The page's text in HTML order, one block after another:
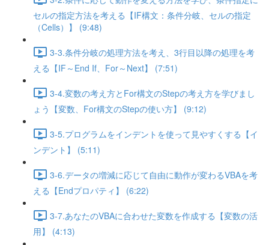
セルの指定方法を考える【IF構文：条件分岐、セルの指定
（Cells）】 (9:48)
3-3.条件分岐の処理方法を考え、3行目以降の処理を考
える【IF～End If、For～Next】 (7:51)
3-4.変数の考え方とFor構文のStepの考え方を学びまし
ょう【変数、For構文のStepの使い方】 (9:12)
3-5.プログラムをインデントを使って見やすくする【イ
ンデント】 (5:11)
3-6.データの増減に応じて自由に動作が変わるVBAを考
える【Endプロパティ】 (6:22)
3-7.あなたのVBAに合わせた変数を作成する【変数の活
用】 (4:13)